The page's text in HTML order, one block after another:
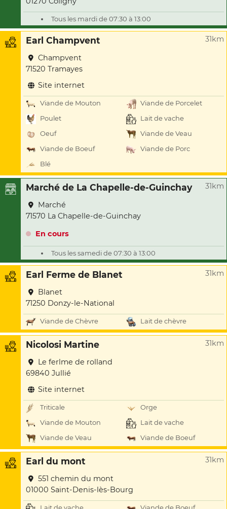
Tous les mardi de 07:30 à 13:00
Earl Champvent 31km
Champvent
71520 Tramayes
Site internet
Viande de Mouton
Viande de Porcelet
Poulet
Lait de vache
Oeuf
Viande de Veau
Viande de Boeuf
Viande de Porc
Blé
Marché de La Chapelle-de-Guinchay 31km
Marché
71570 La Chapelle-de-Guinchay
En cours
Tous les samedi de 07:30 à 13:00
Earl Ferme de Blanet 31km
Blanet
71250 Donzy-le-National
Viande de Chèvre Lait de chèvre
Nicolosi Martine 31km
Le ferlme de rolland
69840 Jullié
Site internet
Triticale
Orge
Viande de Mouton
Lait de vache
Viande de Veau
Viande de Boeuf
Earl du mont 31km
551 chemin du mont
01000 Saint-Denis-lès-Bourg